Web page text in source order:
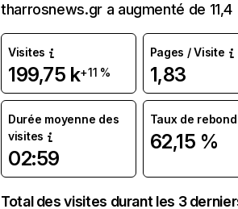
tharrosnews.gr a augmenté de 11,4
Visites
199,75 k+11 %
Pages / Visite
1,83
Durée moyenne des
visites
02:59
Taux de rebond
62,15 %
Total des visites durant les 3